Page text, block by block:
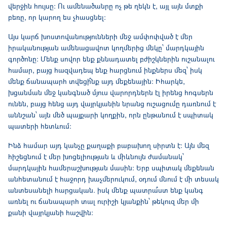
վերջին հույսը։ Ու ամենածանրը ոչ թե ղեկն է, այլ այն մտքի
բեռը, որ կարող ես չհասցնել:
Այս կարճ խոստովանությունների մեջ ամփոփված է մեր
իրականության ամենացավոտ կողմերից մեկը՝ մարդկային
գործոնը։ Մենք սովոր ենք քննադատել բժիշկներին ուշանալու
համար, բայց հազվադեպ ենք հարցնում ինքներս մեզ՝ իսկ
մենք ճանապարհ տվեցի՞նք այդ մեքենային։ Իհարկե,
խցանման մեջ կանգնած մյուս վարորդներն էլ իրենց հոգսերն
ունեն, բայց հենց այդ վայրկյանին նրանց ուշացումը դառնում է
աննշան՝ այն մեծ պայքարի կողքին, որն ընթանում է սպիտակ
պատերի հետևում։
Ինձ համար այդ կանչը քաղաքի բաբախող սիրտն է։ Այն մեզ
հիշեցնում է մեր խոցելիության և միևնույն ժամանակ՝
մարդկային համերաշխության մասին։ Երբ սպիտակ մեքենան
անհետանում է հաջորդ խաչմերուկում, օդում մնում է մի տեսակ
անտեսանելի հարցական. իսկ մենք պատրա՞ստ ենք կանգ
առնել ու ճանապարհ տալ ուրիշի կյանքին՝ թեկուզ մեր մի
քանի վայրկյանի հաշվին։